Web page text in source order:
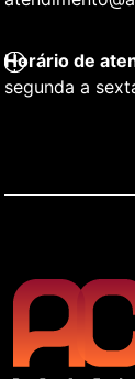
Horário de
segunda a